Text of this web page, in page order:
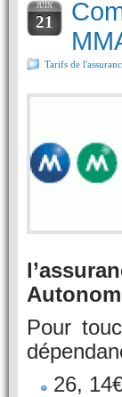
JUIN
21
Tarifs de
Pour
26,